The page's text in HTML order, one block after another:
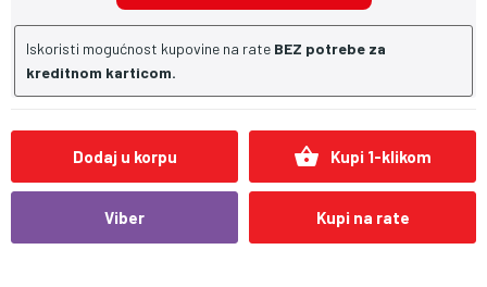
Iskoristi mogućnost kupovine na rate BEZ potrebe za
kreditnom karticom.
Dodaj u korpu shopping_basket Kupi 1-klikom
Viber Kupi na rate